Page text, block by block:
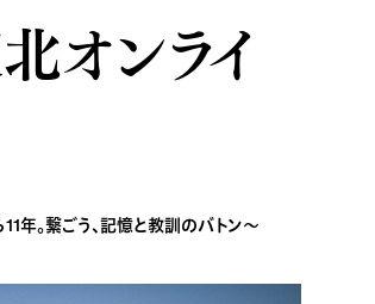
オンライ
年。繋ごう、記憶と教訓のバトン～